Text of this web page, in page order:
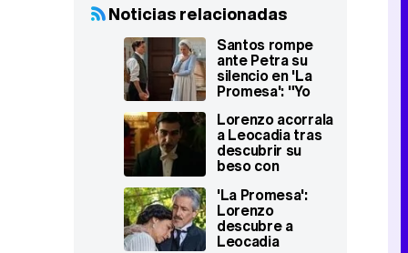
Noticias relacionadas
Santos rompe
ante Petra su
silencio en 'La
Promesa': "Yo
madre"
Lorenzo acorrala
a Leocadia tras
descubrir su
beso con
Promesa'
'La Promesa':
Lorenzo
descubre a
Leocadia